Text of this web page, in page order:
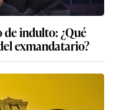
de indulto: ¿Qué
a favor del exmandatario?